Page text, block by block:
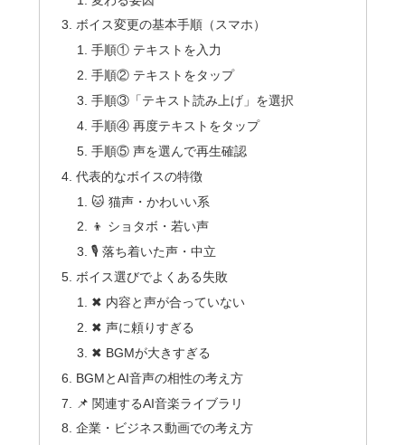
ボイス変更の基本手順（スマホ）
手順① テキストを入力
手順② テキストをタップ
手順③「テキスト読み上げ」を選択
手順④ 再度テキストをタップ
手順⑤ 声を選んで再生確認
代表的なボイスの特徴
🐱 猫声・かわいい系
👦 ショタボ・若い声
🎙 落ち着いた声・中立
ボイス選びでよくある失敗
✖ 内容と声が合っていない
✖ 声に頼りすぎる
✖ BGMが大きすぎる
BGMとAI音声の相性の考え方
📌 関連するAI音楽ライブラリ
企業・ビジネス動画での考え方